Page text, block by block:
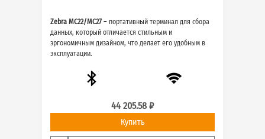
Zebra MC22/MC27 – портативный терминал для сбора
данных, который отличается стильным и
эргономичным дизайном, что делает его удобным в
эксплуатации.
44 205.58 ₽
Купить